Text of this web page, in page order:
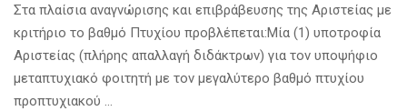
Στα πλαίσια αναγνώρισης και επιβράβευσης της Αριστείας με
κριτήριο το βαθμό Πτυχίου προβλέπεται:Μία (1) υποτροφία
Αριστείας (πλήρης απαλλαγή διδάκτρων) για τον υποψήφιο
μεταπτυχιακό φοιτητή με τον μεγαλύτερο βαθμό πτυχίου
προπτυχιακού …